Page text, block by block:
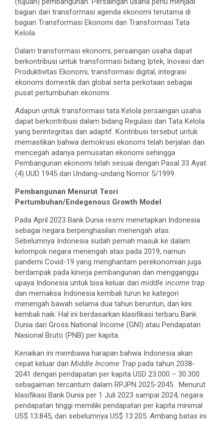
bagian dari transformasi agenda ekonomi terutama di
bagian Transformasi Ekonomi dan Transformasi Tata
Kelola.
Dalam transformasi ekonomi, persaingan usaha dapat
berkontribusi untuk transformasi bidang Iptek, Inovasi dan
Produktivitas Ekonomi, transformasi digital, integrasi
ekonomi domestik dan global serta perkotaan sebagai
pusat pertumbuhan ekonomi.
Adapun untuk transformasi tata Kelola persaingan usaha
dapat berkontribusi dalam bidang Regulasi dan Tata Kelola
yang berintegritas dan adaptif. Kontribusi tersebut untuk
memastikan bahwa demokrasi ekonomi telah berjalan dan
mencegah adanya pemusatan ekonomi sehingga
Pembangunan ekonomi telah sesuai dengan Pasal 33 Ayat
(4) UUD 1945 dan Undang-undang Nomor 5/1999.
Pembangunan Menurut Teori
Pertumbuhan/Endegenous Growth Model
Pada April 2023 Bank Dunia resmi menetapkan Indonesia
sebagai negara berpenghasilan menengah atas.
Sebelumnya Indonesia sudah pernah masuk ke dalam
kelompok negara menengah atas pada 2019, namun
pandemi Covid-19 yang menghantam perekonomian juga
berdampak pada kinerja pembangunan dan mengganggu
upaya Indonesia untuk bisa keluar dari middle income trap
dan memaksa Indonesia kembali turun ke kategori
menengah bawah selama dua tahun beruntun, dan kini
kembali naik. Hal ini berdasarkan klasifikasi terbaru Bank
Dunia dari Gross National Income (GNI) atau Pendapatan
Nasional Bruto (PNB) per kapita.
Kenaikan ini membawa harapan bahwa Indonesia akan
cepat keluar dari Middle Income Trap pada tahun 2038-
2041 dengan pendapatan per kapita USD 23.000 – 30.300
sebagaiman tercantum dalam RPJPN 2025-2045. Menurut
klasifikasi Bank Dunia per 1 Juli 2023 sampai 2024, negara
pendapatan tinggi memiliki pendapatan per kapita minimal
US$ 13.845, dari sebelumnya US$ 13.205. Ambang batas ini